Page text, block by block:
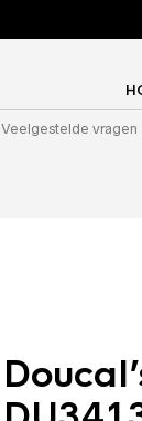
Veelgestelde vragen